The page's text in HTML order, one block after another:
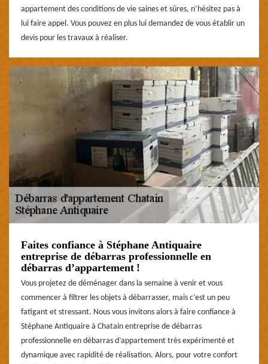
appartement des conditions de vie saines et sûres, n’hésitez pas à
lui faire appel. Vous pouvez en plus lui demandez de vous établir un
devis pour les travaux à réaliser.
Faites confiance à Stéphane Antiquaire
entreprise de débarras professionnelle en
débarras d’appartement !
Vous projetez de déménager dans la semaine à venir et vous
commencer à filtrer les objets à débarrasser, mais c’est un peu
fatigant et stressant. Nous vous invitons alors à faire confiance à
Stéphane Antiquaire à Chatain entreprise de débarras
professionnelle en débarras d’appartement très expérimenté et
dynamique avec rapidité de réalisation. Alors, pour votre confort